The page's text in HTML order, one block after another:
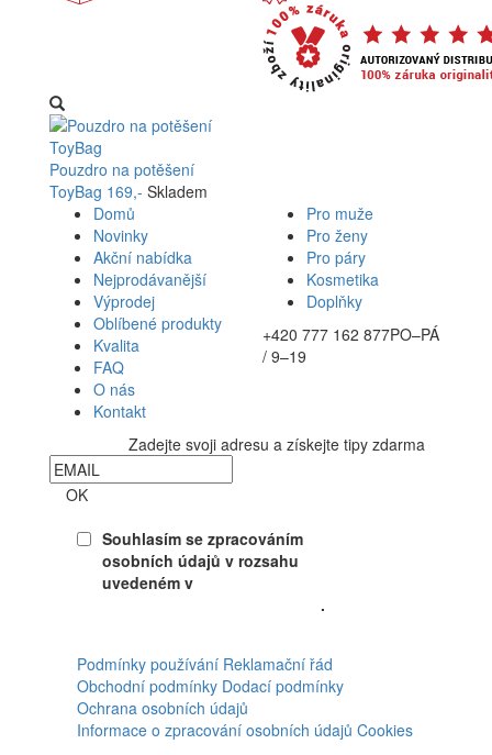
Pouzdro na potěšení
ToyBag 169,- Skladem
Domů
Novinky
Akční nabídka
Nejprodávanější
Výprodej
Oblíbené produkty
Kvalita
FAQ
O nás
Kontakt
Pro muže
Pro ženy
Pro páry
Kosmetika
Doplňky
+420 777 162 877PO–PÁ
/ 9–19
Zadejte svoji adresu a získejte tipy zdarma
OK
Souhlasím se zpracováním
osobních údajů v rozsahu
uvedeném v
.
Podmínky používání Reklamační řád
Obchodní podmínky Dodací podmínky
Ochrana osobních údajů
Informace o zpracování osobních údajů Cookies